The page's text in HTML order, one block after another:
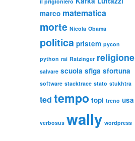
marco matematica
morte Nicola Obama
politica pristem pycon
python rai Ratzinger religione
salvare scuola sfiga sfortuna
software stacktrace stato stukhtra
ted tempo topi treno usa
verbosus wally wordpress